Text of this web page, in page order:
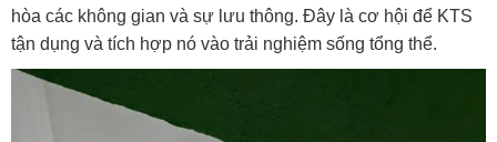
hòa các không gian và sự lưu thông. Đây là cơ hội để KTS
tận dụng và tích hợp nó vào trải nghiệm sống tổng thể.